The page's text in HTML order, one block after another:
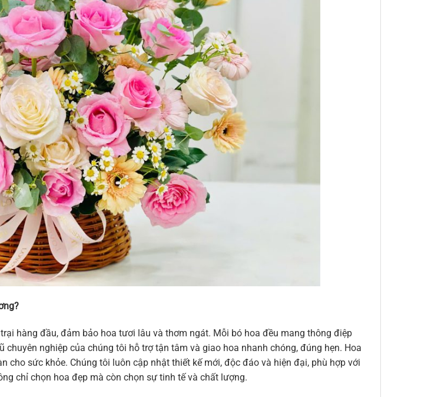
hàng đầu, đảm bảo hoa tươi lâu và thơm ngát. Mỗi bó hoa đều mang thông điệp
nghiệp của chúng tôi hỗ trợ tận tâm và giao hoa nhanh chóng, đúng hẹn. Hoa
sức khỏe. Chúng tôi luôn cập nhật thiết kế mới, độc đáo và hiện đại, phù hợp với
chỉ chọn hoa đẹp mà còn chọn sự tinh tế và chất lượng.